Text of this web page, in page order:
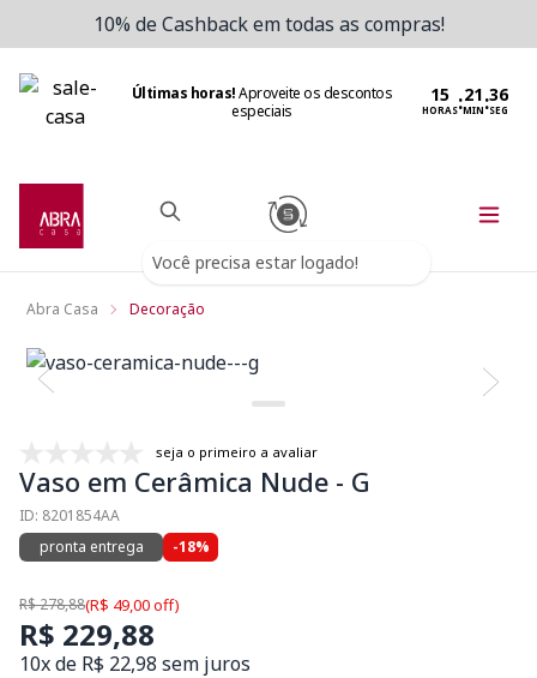
10% de Cashback em todas as compras!
Últimas horas!Aproveite os descontos
especiais
HORAS:MIN:SEG
Você precisa estar logado!
Abra Casa Decoração
seja o primeiro a avaliar
Vaso em Cerâmica Nude - G
ID: 8201854AA
pronta entrega
-18%
R$ 278,88(R$ 49,00 off)
R$ 229,88
10x de R$ 22,98 sem juros